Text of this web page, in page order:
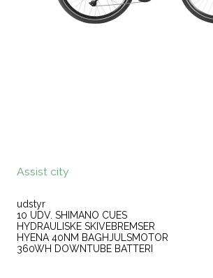
Assist city
udstyr
10 UDV. SHIMANO CUES
HYDRAULISKE SKIVEBREMSER
HYENA 40NM BAGHJULSMOTOR
360WH DOWNTUBE BATTERI